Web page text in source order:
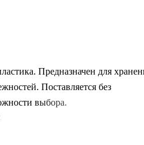
Предназначен для
Поставляется без
выбора.